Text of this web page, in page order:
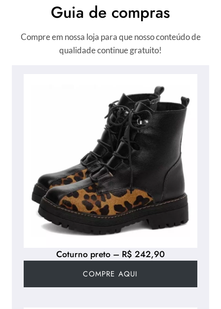
Guia de compras
Compre em nossa loja para que nosso conteúdo de
qualidade continue gratuito!
Coturno preto – R$ 242,90
COMPRE AQUI